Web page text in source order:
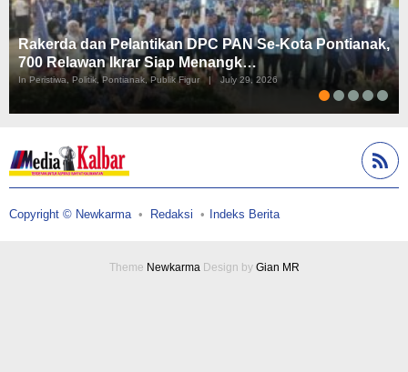
Rakerda dan Pelantikan DPC PAN Se-Kota Pontianak,
700 Relawan Ikrar Siap Menangk…
In Peristiwa, Politik, Pontianak, Publik Figur July 29, 2026
Copyright © Newkarma Redaksi Indeks Berita
Theme NewkarmaDesign by Gian MR